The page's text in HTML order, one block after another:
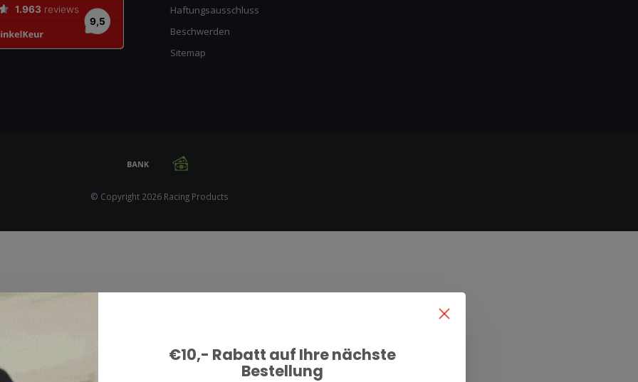
Haftungsausschluss
Beschwerden
Sitemap
© Copyright 2026 Racing Products
€10,- Rabatt auf Ihre nächste
Bestellung